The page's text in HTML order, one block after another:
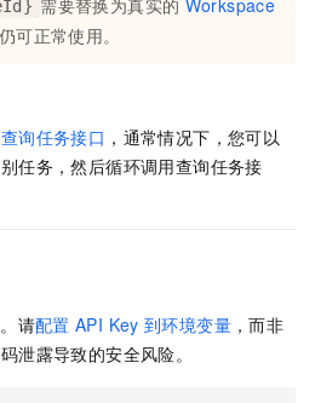
需要替换为真实的 Workspace
可正常使用。
查询任务接口 ，通常情况下，您可以
任务，然后循环调用查询任务接
。请配置 API Key 到环境变量 ，而非
泄露导致的安全风险。